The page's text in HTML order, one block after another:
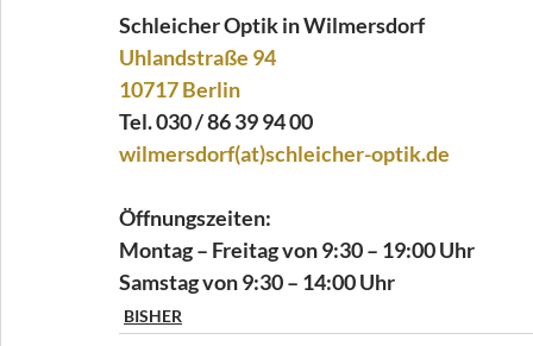
Schleicher Optik in Wilmersdorf
Uhlandstraße 94
10717 Berlin
Tel. 030 / 86 39 94 00
wilmersdorf(at)schleicher-optik.de
Öffnungszeiten:
Montag – Freitag von 9:30 – 19:00 Uhr
Samstag von 9:30 – 14:00 Uhr
BISHER